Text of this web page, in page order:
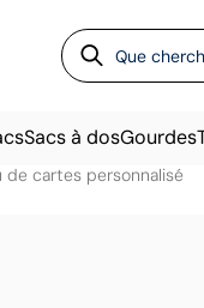
Sacs à dosGourdes
de cartes personnalisé